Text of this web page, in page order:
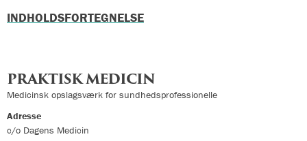
INDHOLDSFORTEGNELSE
PRAKTISK MEDICIN
Medicinsk opslagsværk for sundhedsprofessionelle
Adresse
c/o Dagens Medicin